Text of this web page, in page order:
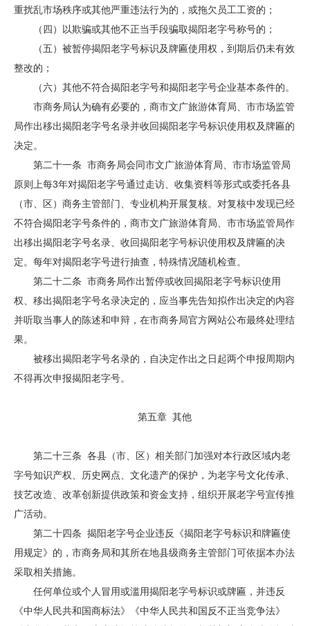
重扰乱市场秩序或其他严重违法行为的，或拖欠员工工资的；
（四）以欺骗或其他不正当手段骗取揭阳老字号称号的；
（五）被暂停揭阳老字号标识及牌匾使用权，到期后仍未有效
整改的；
（六）其他不符合揭阳老字号和揭阳老字号企业基本条件的。
市商务局认为确有必要的，商市文广旅游体育局、市市场监管
局作出移出揭阳老字号名录并收回揭阳老字号标识使用权及牌匾的
决定。
第二十一条 市商务局会同市文广旅游体育局、市市场监管局
原则上每3年对揭阳老字号通过走访、收集资料等形式或委托各县
（市、区）商务主管部门、专业机构开展复核。对复核中发现已经
不符合揭阳老字号条件的，商市文广旅游体育局、市市场监管局作
出移出揭阳老字号名录、收回揭阳老字号标识使用权及牌匾的决
定。每年对揭阳老字号进行抽查，特殊情况随机检查。
第二十二条 市商务局作出暂停或收回揭阳老字号标识使用
权、移出揭阳老字号名录决定的，应当事先告知拟作出决定的内容
并听取当事人的陈述和申辩，在市商务局官方网站公布最终处理结
果。
被移出揭阳老字号名录的，自决定作出之日起两个申报周期内
不得再次申报揭阳老字号。
第五章 其他
第二十三条 各县（市、区）相关部门加强对本行政区域内老
字号知识产权、历史网点、文化遗产的保护，为老字号文化传承、
技艺改造、改革创新提供政策和资金支持，组织开展老字号宣传推
广活动。
第二十四条 揭阳老字号企业违反《揭阳老字号标识和牌匾使
用规定》的，市商务局和其所在地县级商务主管部门可依据本办法
采取相关措施。
任何单位或个人冒用或滥用揭阳老字号标识或牌匾，并违反
《中华人民共和国商标法》《中华人民共和国反不正当竞争法》